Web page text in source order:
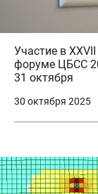
Участие в
форуме ЦБСС
31 октября
30 октября 2025